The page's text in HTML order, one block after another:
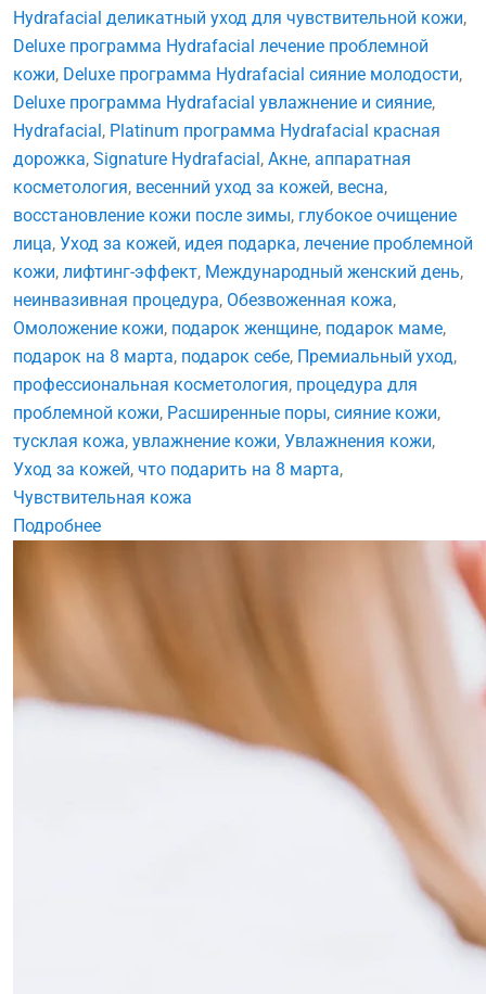
Hydrafacial деликатный уход для чувствительной кожи,
Deluxe программа Hydrafacial лечение проблемной
кожи, Deluxe программа Hydrafacial сияние молодости,
Deluxe программа Hydrafacial увлажнение и сияние,
Hydrafacial , Platinum программа Hydrafacial красная
дорожка, Signature Hydrafacial , Акне, аппаратная
косметология, весенний уход за кожей, весна,
восстановление кожи после зимы, глубокое очищение
лица, Уход за кожей, идея подарка, лечение проблемной
кожи, лифтинг-эффект, Международный женский день,
неинвазивная процедура, Обезвоженная кожа,
Омоложение кожи, подарок женщине, подарок маме,
подарок на 8 марта, подарок себе, Премиальный уход,
профессиональная косметология, процедура для
проблемной кожи, Расширенные поры, сияние кожи,
тусклая кожа, увлажнение кожи, Увлажнения кожи,
Уход за кожей, что подарить на 8 марта,
Чувствительная кожа
Подробнее